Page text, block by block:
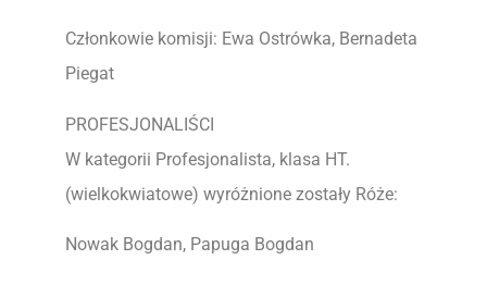
Członkowie komisji: Ewa Ostrówka, Bernadeta
Piegat
PROFESJONALIŚCI
W kategorii Profesjonalista, klasa HT.
(wielkokwiatowe) wyróżnione zostały Róże:
Nowak Bogdan, Papuga Bogdan